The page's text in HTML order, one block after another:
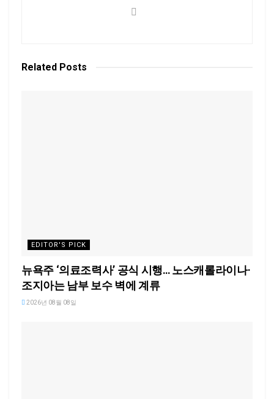
Related Posts
EDITOR'S PICK
뉴욕주 ‘의료조력사’ 공식 시행… 노스캐롤라이나·
조지아는 남부 보수 벽에 계류
2026년 08월 08일